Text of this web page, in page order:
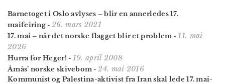
Barnetoget i Oslo avlyses – blir en annerledes 17.
maifeiring - 26. mars 2021
17. mai – når det norske flagget blir et problem -11. mai
2026
Hurra for Heger! - 19. april 2008
Åmås’ norske skivebom -24. mai 2016
Kommunist og Palestina-aktivist fra Iran skal lede 17. mai-